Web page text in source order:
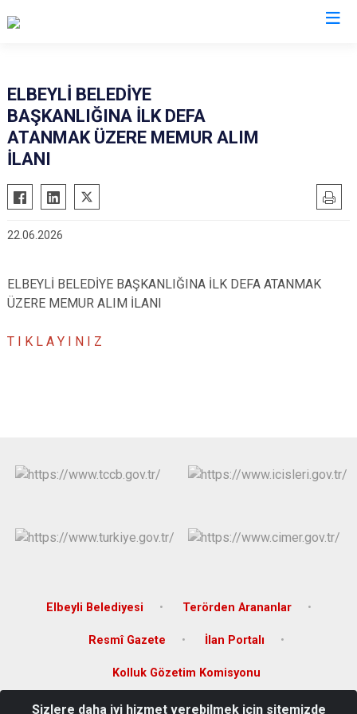
Elbeyli
Musabeyli
ELBEYLİ BELEDİYE
BAŞKANLIĞINA İLK DEFA
ATANMAK ÜZERE MEMUR ALIM
İLANI
22.06.2026
ELBEYLİ BELEDİYE BAŞKANLIĞINA İLK DEFA ATANMAK
ÜZERE MEMUR ALIM İLANI
T I K L A Y I N I Z
Elbeyli Belediyesi Terörden Arananlar
Resmî Gazete İlan Portalı
Kolluk Gözetim Komisyonu
Sizlere daha iyi hizmet verebilmek için sitemizde